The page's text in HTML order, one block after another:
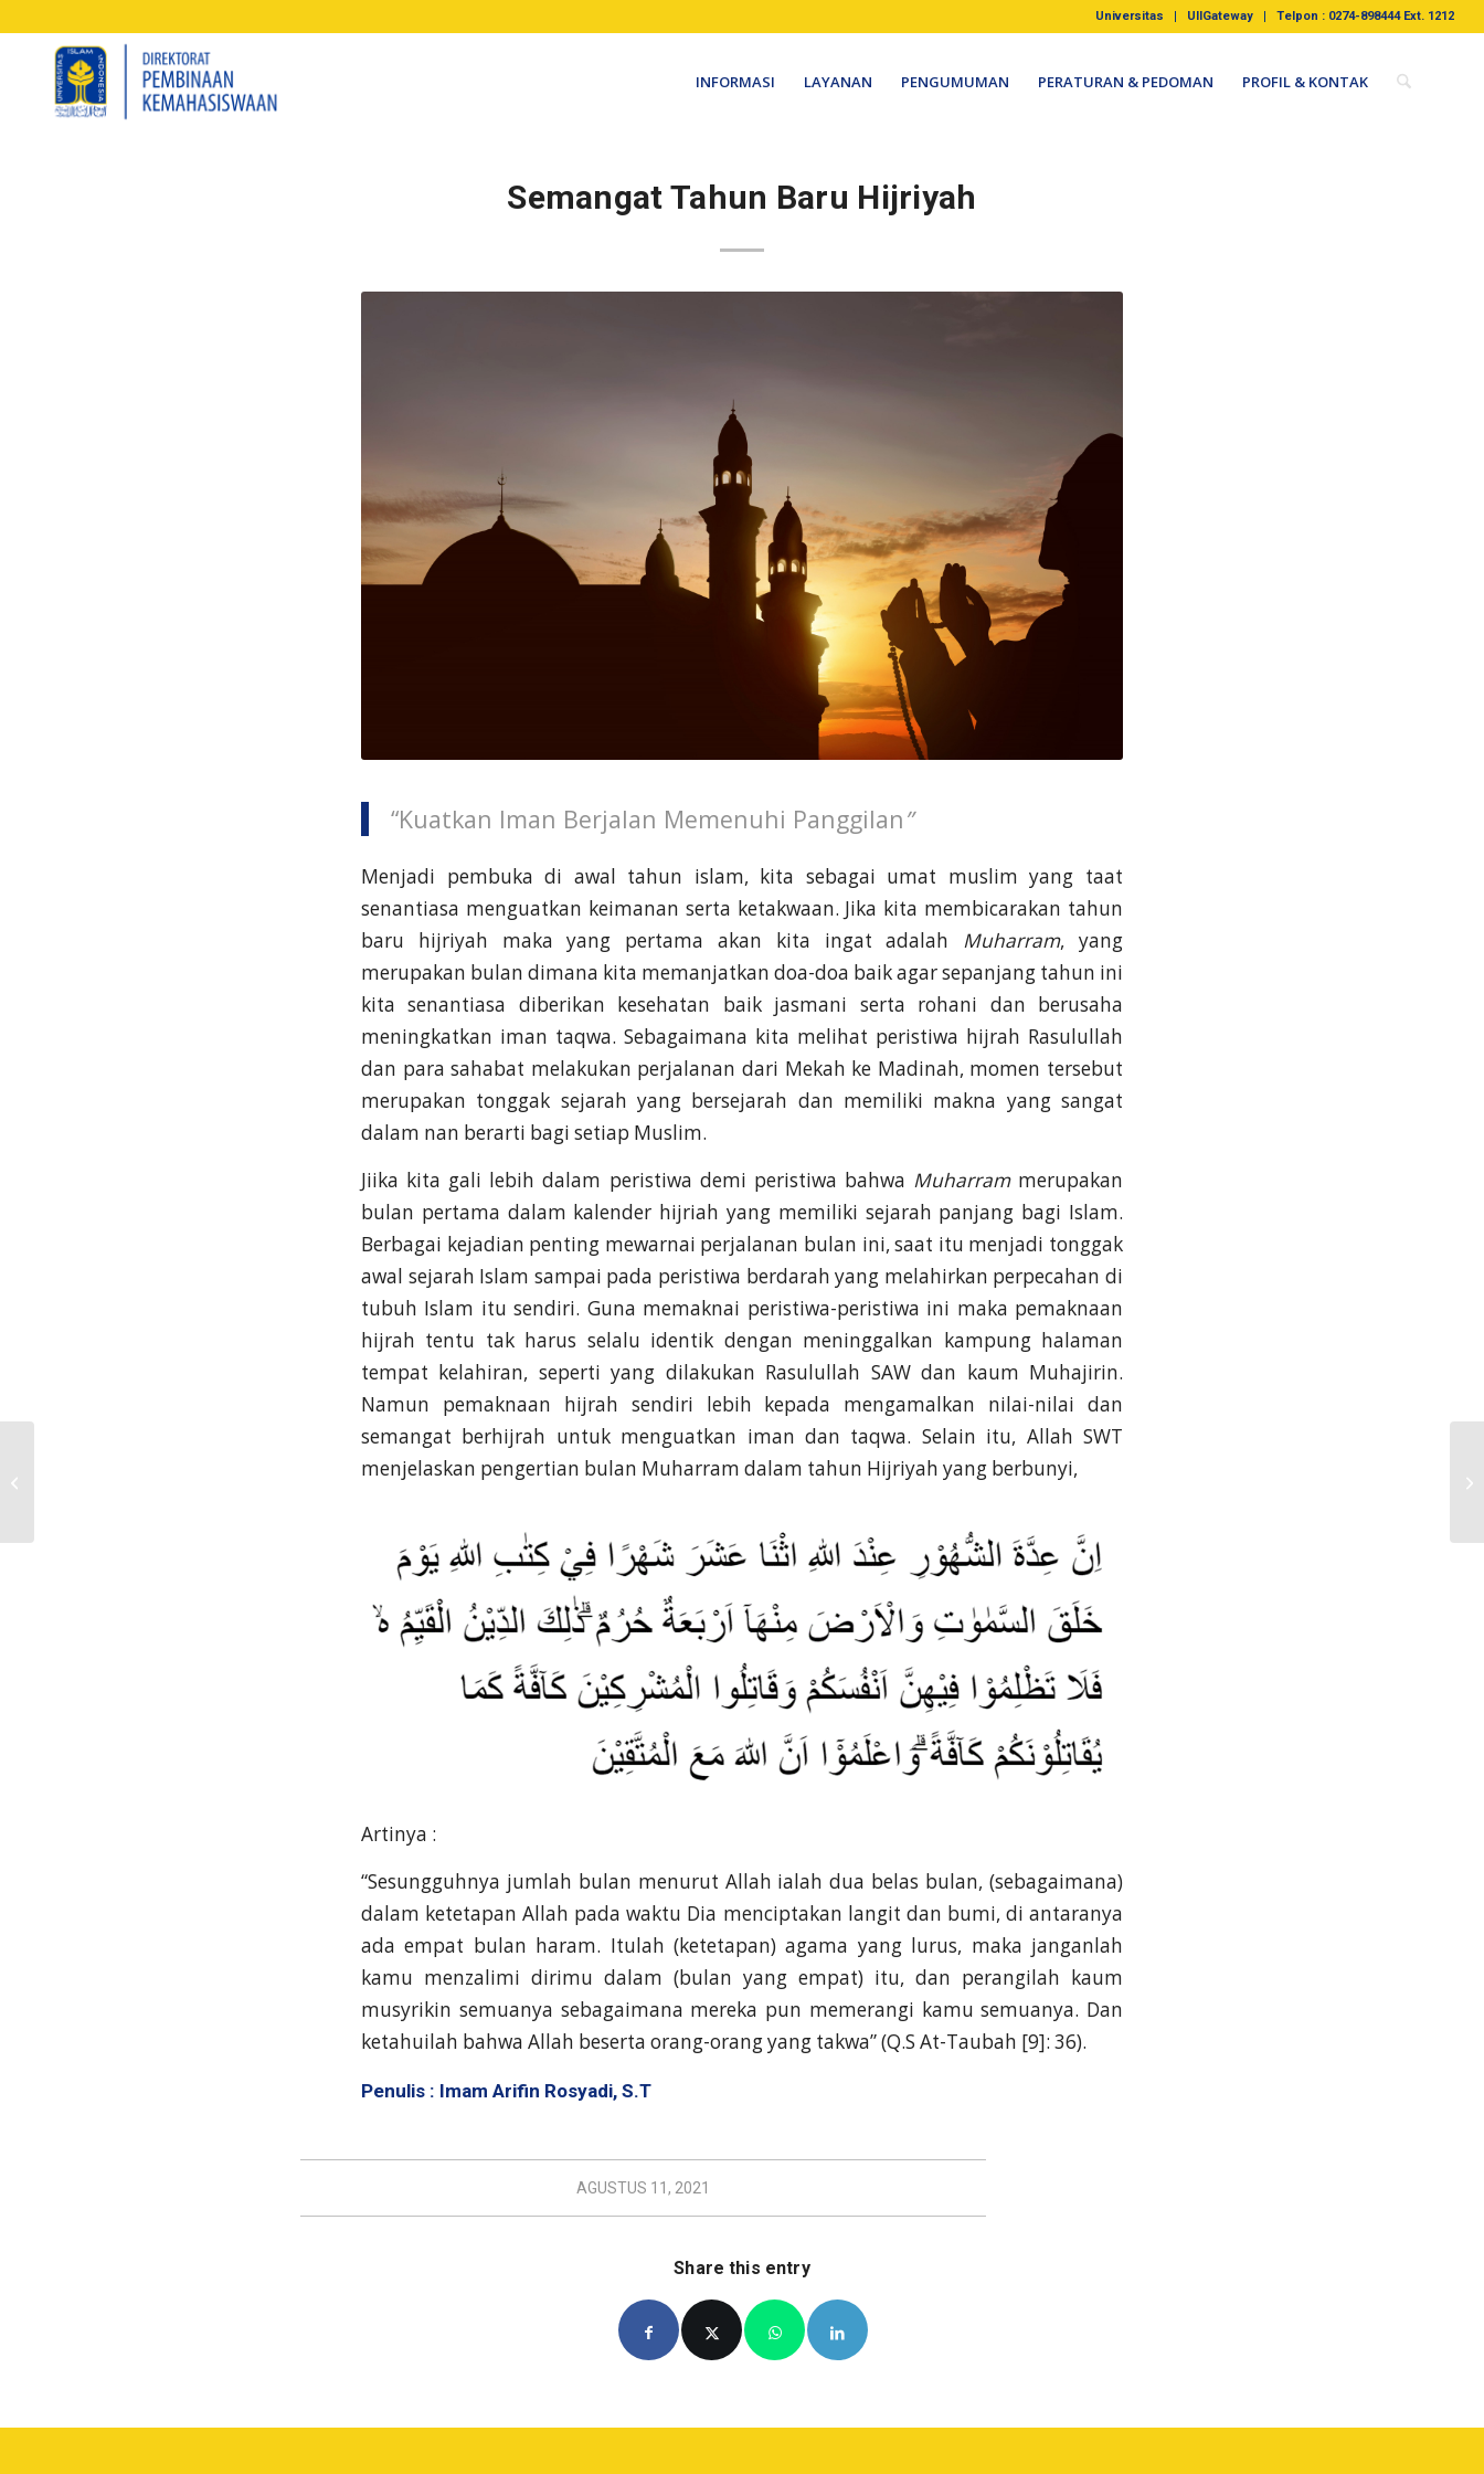
Universitas UIIGateway Telpon : 0274-898444 Ext. 1212
INFORMASI LAYANAN PENGUMUMAN PERATURAN & PEDOMAN PROFIL & KONTAK
Semangat Tahun Baru Hijriyah
“Kuatkan Iman Berjalan Memenuhi Panggilan”
Menjadi pembuka di awal tahun islam, kita sebagai umat muslim yang taat
senantiasa menguatkan keimanan serta ketakwaan. Jika kita membicarakan tahun
baru hijriyah maka yang pertama akan kita ingat adalah Muharram, yang
merupakan bulan dimana kita memanjatkan doa-doa baik agar sepanjang tahun ini
kita senantiasa diberikan kesehatan baik jasmani serta rohani dan berusaha
meningkatkan iman taqwa. Sebagaimana kita melihat peristiwa hijrah Rasulullah
dan para sahabat melakukan perjalanan dari Mekah ke Madinah, momen tersebut
merupakan tonggak sejarah yang bersejarah dan memiliki makna yang sangat
dalam nan berarti bagi setiap Muslim.
Jiika kita gali lebih dalam peristiwa demi peristiwa bahwa Muharrammerupakan
bulan pertama dalam kalender hijriah yang memiliki sejarah panjang bagi Islam.
Berbagai kejadian penting mewarnai perjalanan bulan ini, saat itu menjadi tonggak
awal sejarah Islam sampai pada peristiwa berdarah yang melahirkan perpecahan di
tubuh Islam itu sendiri. Guna memaknai peristiwa-peristiwa ini maka pemaknaan
hijrah tentu tak harus selalu identik dengan meninggalkan kampung halaman
tempat kelahiran, seperti yang dilakukan Rasulullah SAW dan kaum Muhajirin.
Namun pemaknaan hijrah sendiri lebih kepada mengamalkan nilai-nilai dan
semangat berhijrah untuk menguatkan iman dan taqwa. Selain itu, Allah SWT
menjelaskan pengertian bulan Muharram dalam tahun Hijriyah yang berbunyi,
Artinya :
“Sesungguhnya jumlah bulan menurut Allah ialah dua belas bulan, (sebagaimana)
dalam ketetapan Allah pada waktu Dia menciptakan langit dan bumi, di antaranya
ada empat bulan haram. Itulah (ketetapan) agama yang lurus, maka janganlah
kamu menzalimi dirimu dalam (bulan yang empat) itu, dan perangilah kaum
musyrikin semuanya sebagaimana mereka pun memerangi kamu semuanya. Dan
ketahuilah bahwa Allah beserta orang-orang yang takwa” (Q.S At-Taubah [9]: 36).
Penulis : Imam Arifin Rosyadi, S.T
AGUSTUS 11, 2021
Share this entry